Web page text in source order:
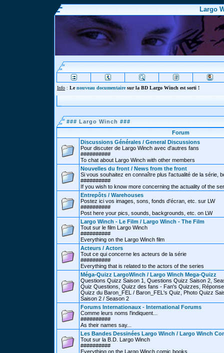
Largo
Info : Lenouveau documentairesur la BD Largo Winch est sorti !
### Largo Winch ###
Forum
Discussions Générales / General Discussions
Pour discuter de Largo Winch avec d'autres fans
##########
To chat about Largo Winch with other members
Nouvelles du front / News from the front
Si vous souhaitez en connaître plus l'actualité de la série,
##########
If you wish to know more concerning the actuality of the
Entrepôts / Warehouses
Postez ici vos images, sons, fonds d'écran, etc. sur LW
##########
Post here your pics, sounds, backgrounds, etc. on LW
Largo Winch - Le Film / Largo Winch - The Film
Tout sur le film Largo Winch
##########
Everything on the Largo Winch film
Acteurs / Actors
Tout ce qui concerne les acteurs de la série
##########
Everything that is related to the actors of the series
Méga-Quizz LargoWinch / Largo Winch Mega-Quizz
Questions Quizz Saison 1, Questions Quizz Saison 2,
Quiz Questions, Quizz des fans - Fan's Quizzes,
Quizz du Baron_FEL / Baron_FEL's Quiz, Photo Quizz
Saison 2 / Season 2
Forums Internationaux - International Forums
Comme leurs noms l'indiquent...
##########
As their names say...
Les Bandes Dessinées Largo Winch / Largo Winch
Tout sur la B.D. Largo Winch
##########
Everything on the Largo Winch comic books